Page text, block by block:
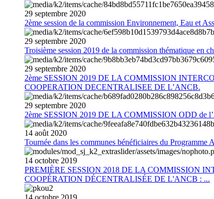
29 septembre 2020
2ème session de la commission Environnement, Eau et
29 septembre 2020
Troisième session 2019 de la commission thématique en
29 septembre 2020
2ème SESSION 2019 DE LA COMMISSION
COOPERATION DECENTRALISEE DE L’ANCB.
29 septembre 2020
2ème SESSION 2019 DE LA COMMISSION ODD de
14 août 2020
Tournée dans les communes bénéficiaires du
14 octobre 2019
PREMIÈRE SESSION 2018 DE LA COMMISSION
COOPÉRATION DÉCENTRALISÉE DE L'ANCB : ...
14 octobre 2019